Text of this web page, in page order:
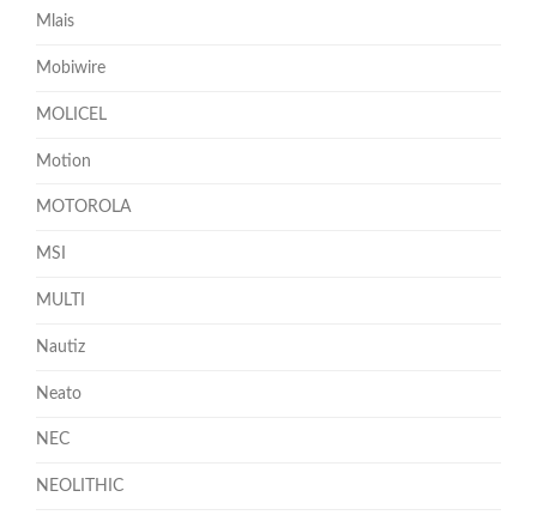
Mlais
Mobiwire
MOLICEL
Motion
MOTOROLA
MSI
MULTI
Nautiz
Neato
NEC
NEOLITHIC